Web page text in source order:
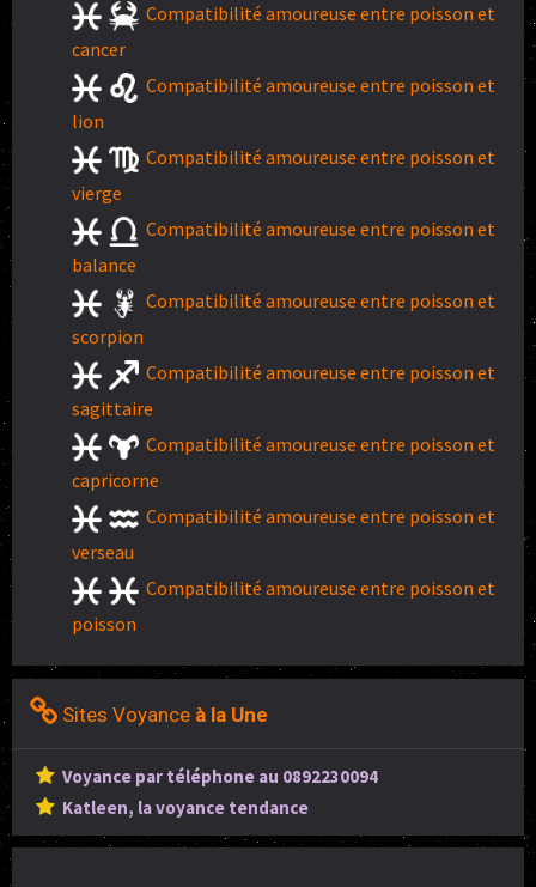
Compatibilité amoureuse entre poisson et
cancer
Compatibilité amoureuse entre poisson et
lion
Compatibilité amoureuse entre poisson et
vierge
Compatibilité amoureuse entre poisson et
balance
Compatibilité amoureuse entre poisson et
scorpion
Compatibilité amoureuse entre poisson et
sagittaire
Compatibilité amoureuse entre poisson et
capricorne
Compatibilité amoureuse entre poisson et
verseau
Compatibilité amoureuse entre poisson et
poisson
Sites Voyance à la Une
Voyance par téléphone au 0892230094
Katleen, la voyance tendance